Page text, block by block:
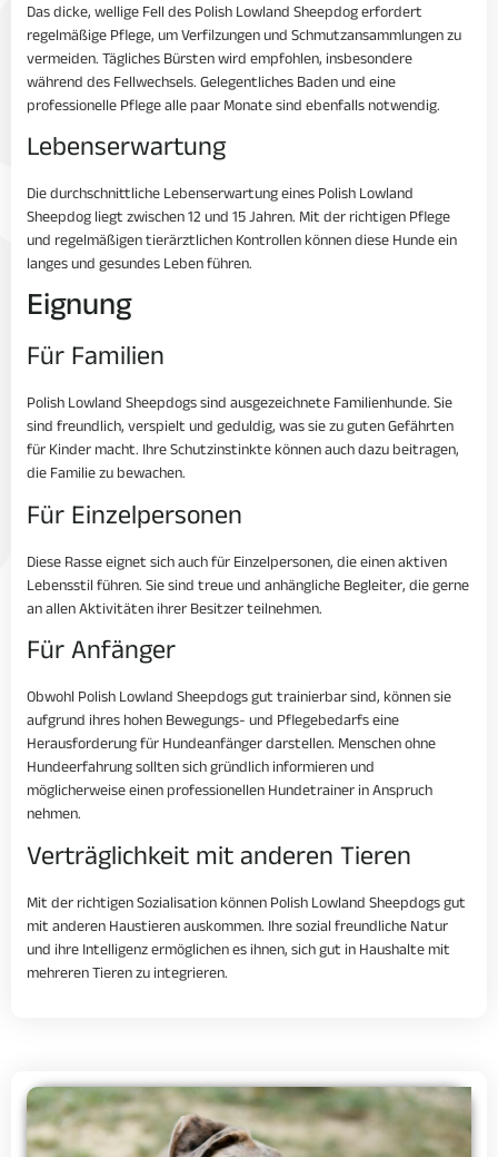
Das dicke, wellige Fell des Polish Lowland Sheepdog erfordert
regelmäßige Pflege, um Verfilzungen und Schmutzansammlungen zu
vermeiden. Tägliches Bürsten wird empfohlen, insbesondere
während des Fellwechsels. Gelegentliches Baden und eine
professionelle Pflege alle paar Monate sind ebenfalls notwendig.
Lebenserwartung
Die durchschnittliche Lebenserwartung eines Polish Lowland
Sheepdog liegt zwischen 12 und 15 Jahren. Mit der richtigen Pflege
und regelmäßigen tierärztlichen Kontrollen können diese Hunde ein
langes und gesundes Leben führen.
Eignung
Für Familien
Polish Lowland Sheepdogs sind ausgezeichnete Familienhunde. Sie
sind freundlich, verspielt und geduldig, was sie zu guten Gefährten
für Kinder macht. Ihre Schutzinstinkte können auch dazu beitragen,
die Familie zu bewachen.
Für Einzelpersonen
Diese Rasse eignet sich auch für Einzelpersonen, die einen aktiven
Lebensstil führen. Sie sind treue und anhängliche Begleiter, die gerne
an allen Aktivitäten ihrer Besitzer teilnehmen.
Für Anfänger
Obwohl Polish Lowland Sheepdogs gut trainierbar sind, können sie
aufgrund ihres hohen Bewegungs- und Pflegebedarfs eine
Herausforderung für Hundeanfänger darstellen. Menschen ohne
Hundeerfahrung sollten sich gründlich informieren und
möglicherweise einen professionellen Hundetrainer in Anspruch
nehmen.
Verträglichkeit mit anderen Tieren
Mit der richtigen Sozialisation können Polish Lowland Sheepdogs gut
mit anderen Haustieren auskommen. Ihre sozial freundliche Natur
und ihre Intelligenz ermöglichen es ihnen, sich gut in Haushalte mit
mehreren Tieren zu integrieren.